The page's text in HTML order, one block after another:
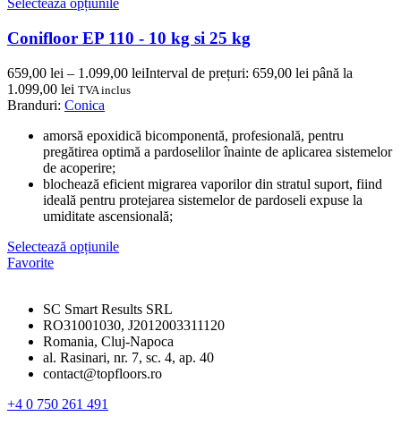
Selectează opțiunile
Conifloor EP 110 - 10 kg si 25 kg
659,00 lei – 1.099,00 leiInterval de prețuri: 659,00 lei până la
1.099,00 lei TVA inclus
Branduri: Conica
amorsă epoxidică bicomponentă, profesională, pentru
pregătirea optimă a pardoselilor înainte de aplicarea sistemelor
de acoperire;
blochează eficient migrarea vaporilor din stratul suport, fiind
ideală pentru protejarea sistemelor de pardoseli expuse la
umiditate ascensională;
Selectează opțiunile
Favorite
SC Smart Results SRL
RO31001030, J2012003311120
Romania, Cluj-Napoca
al. Rasinari, nr. 7, sc. 4, ap. 40
contact@topfloors.ro
+4 0 750 261 491